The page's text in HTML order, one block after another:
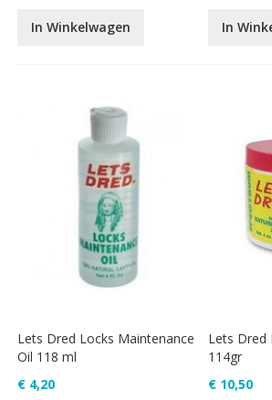
In Winkelwagen In
Lets Dred Locks Maintenance
Oil 118 ml
€ 4,20
Lets Dred
114gr
€ 10,50